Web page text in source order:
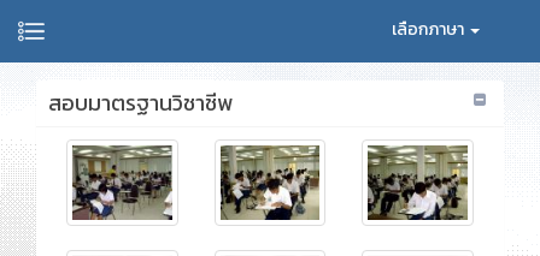
เลือกภาษา
สอบมาตรฐานวิชาชีพ